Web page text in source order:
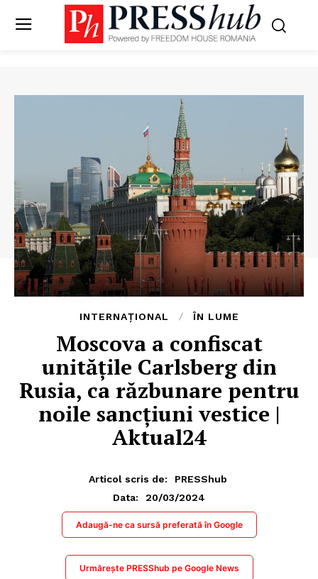
INTERNAȚIONAL ÎN LUME
Moscova a confiscat
unitățile Carlsberg din
Rusia, ca răzbunare pentru
noile sancțiuni vestice |
Aktual24
Articol scris de:
PRESShub
Data:
20/03/2024
Adaugă-ne ca sursă preferată în Google
Urmărește PRESShub pe Google News